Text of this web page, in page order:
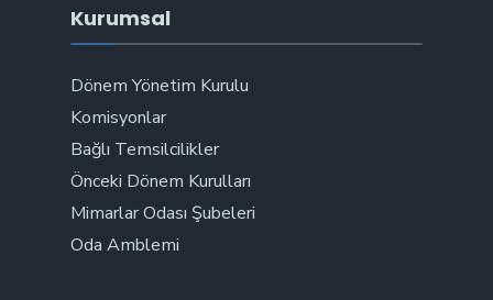
Kurumsal
Dönem Yönetim Kurulu
Komisyonlar
Bağlı Temsilcilikler
Önceki Dönem Kurulları
Mimarlar Odası Şubeleri
Oda Amblemi